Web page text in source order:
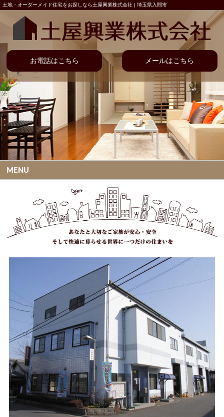
土地・オーダーメイド住宅をお探しなら土屋興業株式会社 | 埼玉県入間市
お電話はこちら メールはこちら
MENU